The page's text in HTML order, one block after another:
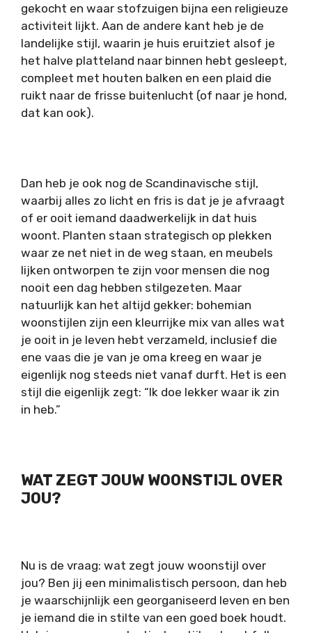
gekocht en waar stofzuigen bijna een religieuze
activiteit lijkt. Aan de andere kant heb je de
landelijke stijl, waarin je huis eruitziet alsof je
het halve platteland naar binnen hebt gesleept,
compleet met houten balken en een plaid die
ruikt naar de frisse buitenlucht (of naar je hond,
dat kan ook).
Dan heb je ook nog de Scandinavische stijl,
waarbij alles zo licht en fris is dat je je afvraagt
of er ooit iemand daadwerkelijk in dat huis
woont. Planten staan strategisch op plekken
waar ze net niet in de weg staan, en meubels
lijken ontworpen te zijn voor mensen die nog
nooit een dag hebben stilgezeten. Maar
natuurlijk kan het altijd gekker: bohemian
woonstijlen zijn een kleurrijke mix van alles wat
je ooit in je leven hebt verzameld, inclusief die
ene vaas die je van je oma kreeg en waar je
eigenlijk nog steeds niet vanaf durft. Het is een
stijl die eigenlijk zegt: “Ik doe lekker waar ik zin
in heb.”
WAT ZEGT JOUW WOONSTIJL OVER
JOU?
Nu is de vraag: wat zegt jouw woonstijl over
jou? Ben jij een minimalistisch persoon, dan heb
je waarschijnlijk een georganiseerd leven en ben
je iemand die in stilte van een goed boek houdt.